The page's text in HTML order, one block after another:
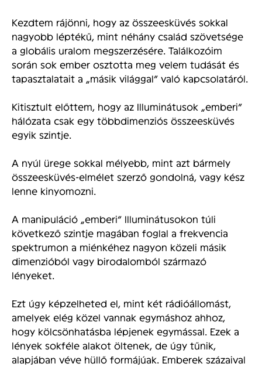
Kezdtem rájönni, hogy az összeesküvés sokkal
nagyobb léptékű, mint néhány család szövetsége
a globális uralom megszerzésére. Találkozóim
során sok ember osztotta meg velem tudását és
tapasztalatait a „másik világgal” való kapcsolatáról.
Kitisztult előttem, hogy az Illuminátusok „emberi”
hálózata csak egy többdimenziós összeesküvés
egyik szintje.
A nyúl ürege sokkal mélyebb, mint azt bármely
összeesküvés-elmélet szerző gondolná, vagy kész
lenne kinyomozni.
A manipuláció „emberi” Illuminátusokon túli
következő szintje magában foglal a frekvencia
spektrumon a miénkéhez nagyon közeli másik
dimenzióból vagy birodalomból származó
lényeket.
Ezt úgy képzelheted el, mint két rádióállomást,
amelyek elég közel vannak egymáshoz ahhoz,
hogy kölcsönhatásba lépjenek egymással. Ezek a
lények sokféle alakot öltenek, de úgy tűnik,
alapjában véve hüllő formájúak. Emberek százaival